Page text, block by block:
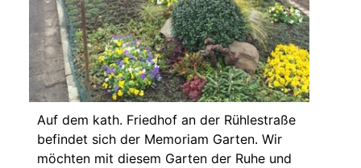
Auf dem kath. Friedhof an der Rühlestraße
befindet sich der Memoriam Garten. Wir
möchten mit diesem Garten der Ruhe und